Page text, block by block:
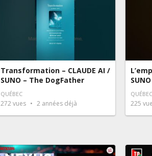
Transformation – CLAUDE AI /
SUNO – The DogFather
QUÉBEC
272vues 2 années déjà
QUÉBEC
225